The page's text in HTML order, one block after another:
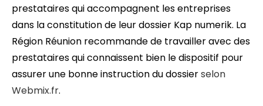
prestataires qui accompagnent les entreprises
dans la constitution de leur dossier Kap numerik. La
Région Réunion recommande de travailler avec des
prestataires qui connaissent bien le dispositif pour
assurer une bonne instruction du dossierselon
Webmix.fr.